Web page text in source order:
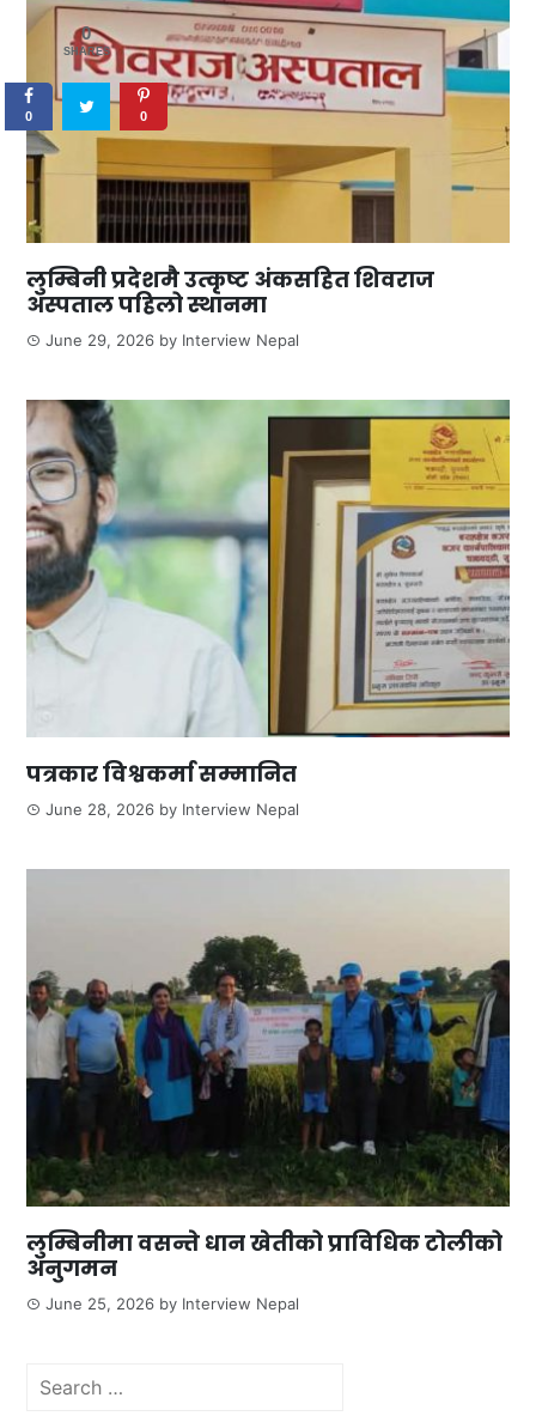
लुम्बिनी प्रदेशमै उत्कृष्ट अंकसहित शिवराज
अस्पताल पहिलो स्थानमा
June 29, 2026 by Interview Nepal
पत्रकार विश्वकर्मा सम्मानित
June 28, 2026 by Interview Nepal
लुम्बिनीमा वसन्ते धान खेतीको प्राविधिक टोलीको
अनुगमन
June 25, 2026 by Interview Nepal
Search
0
SHARES
0 0